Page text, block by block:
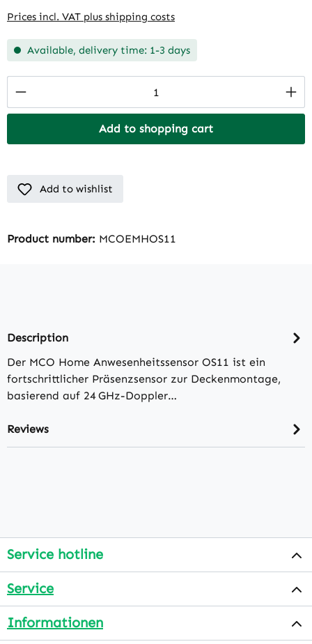
Prices incl. VAT plus shipping costs
Available, delivery time: 1-3 days
Product Quantity: Enter the desired
Add to shopping cart
Add to wishlist
Product number: MCOEMHOS11
Description
Der MCO Home Anwesenheitssensor OS11 ist ein
fortschrittlicher Präsenzsensor zur Deckenmontage,
basierend auf 24 GHz-Doppler…
Reviews
Service hotline
Service
Informationen